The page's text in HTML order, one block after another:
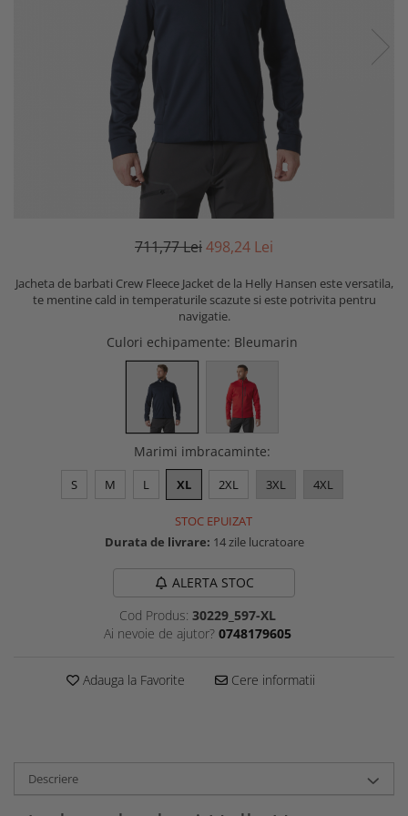
711,77 Lei498,24 Lei
Jacheta de barbati Crew Fleece Jacket de la Helly Hansen este versatila,
te mentine cald in temperaturile scazute si este potrivita pentru
navigatie.
Culori echipamente: Bleumarin
Marimi imbracaminte:
S M L XL 2XL 3XL 4XL
STOC EPUIZAT
Durata de livrare: 14 zile lucratoare
ALERTA STOC
Cod Produs: 30229_597-XL
Ai nevoie de ajutor? 0748179605
Adauga la Favorite Cere informatii
Descriere